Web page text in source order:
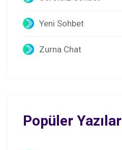
Yeni Sohbet
Zurna Chat
Popüler Yazılar